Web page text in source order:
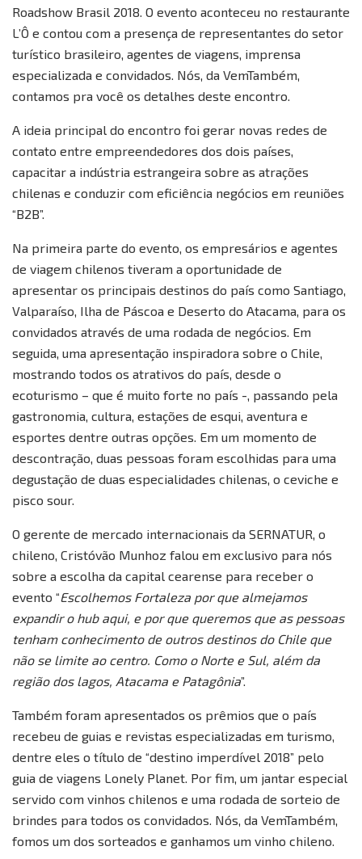
Roadshow Brasil 2018. O evento aconteceu no restaurante
L’Ô e contou com a presença de representantes do setor
turístico brasileiro, agentes de viagens, imprensa
especializada e convidados. Nós, da VemTambém,
contamos pra você os detalhes deste encontro.
A ideia principal do encontro foi gerar novas redes de
contato entre empreendedores dos dois países,
capacitar a indústria estrangeira sobre as atrações
chilenas e conduzir com eficiência negócios em reuniões
“B2B”.
Na primeira parte do evento, os empresários e agentes
de viagem chilenos tiveram a oportunidade de
apresentar os principais destinos do país como Santiago,
Valparaíso, Ilha de Páscoa e Deserto do Atacama, para os
convidados através de uma rodada de negócios. Em
seguida, uma apresentação inspiradora sobre o Chile,
mostrando todos os atrativos do país, desde o
ecoturismo – que é muito forte no país -, passando pela
gastronomia, cultura, estações de esqui, aventura e
esportes dentre outras opções. Em um momento de
descontração, duas pessoas foram escolhidas para uma
degustação de duas especialidades chilenas, o ceviche e
pisco sour.
O gerente de mercado internacionais da SERNATUR, o
chileno, Cristóvão Munhoz falou em exclusivo para nós
sobre a escolha da capital cearense para receber o
evento “Escolhemos Fortaleza por que almejamos
expandir o hub aqui, e por que queremos que as pessoas
tenham conhecimento de outros destinos do Chile que
não se limite ao centro. Como o Norte e Sul, além da
região dos lagos, Atacama e Patagônia”.
Também foram apresentados os prêmios que o país
recebeu de guias e revistas especializadas em turismo,
dentre eles o título de “destino imperdível 2018” pelo
guia de viagens Lonely Planet. Por fim, um jantar especial
servido com vinhos chilenos e uma rodada de sorteio de
brindes para todos os convidados. Nós, da VemTambém,
fomos um dos sorteados e ganhamos um vinho chileno.